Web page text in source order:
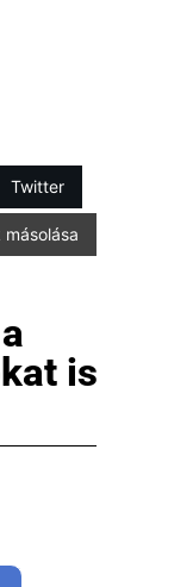
Twitter
másolása
is